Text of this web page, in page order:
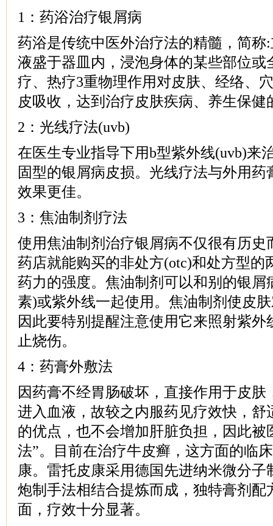
1：药浴治疗银屑病
药浴是传统中医外治疗法的精髓，简称
液盛于器皿内，浸泡身体的某些部位或
疗、热疗3重物理作用对皮肤、经络、
皮吸收，达到治疗皮肤疾病、养生保健
2：光线疗法(uvb)
在医生专业指导下用b型紫外线(uvb)来
固型的银屑病皮损。光线疗法与外用药
效果更佳。
3：焦油制剂疗法
使用焦油制剂治疗银屑病不仅很有历史
药店就能购买的非处方(otc)和处方型的
药力的强度。焦油制剂可以和别的银屑
素)或紫外线一起使用。焦油制剂使皮
因此要特别提醒注意使用它来照射紫外
止烧伤。
4：药膏外敷法
因药膏不经胃肠破坏，直接作用于皮肤
进入血液，故较之内服药见疗效快，舒
的优点，也不会增加肝脏负担，因此被
法”。目前在治疗牛皮癣，这方面的临
康。雷托皮康采用德国先进纳米微分子
炮制手法相结合提炼而成，独特膏剂配
面，疗效十分显著。